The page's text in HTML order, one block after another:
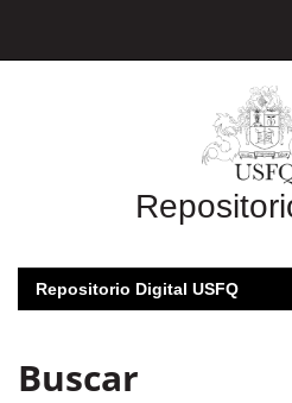
Repositorio Digital USFQ
Buscar